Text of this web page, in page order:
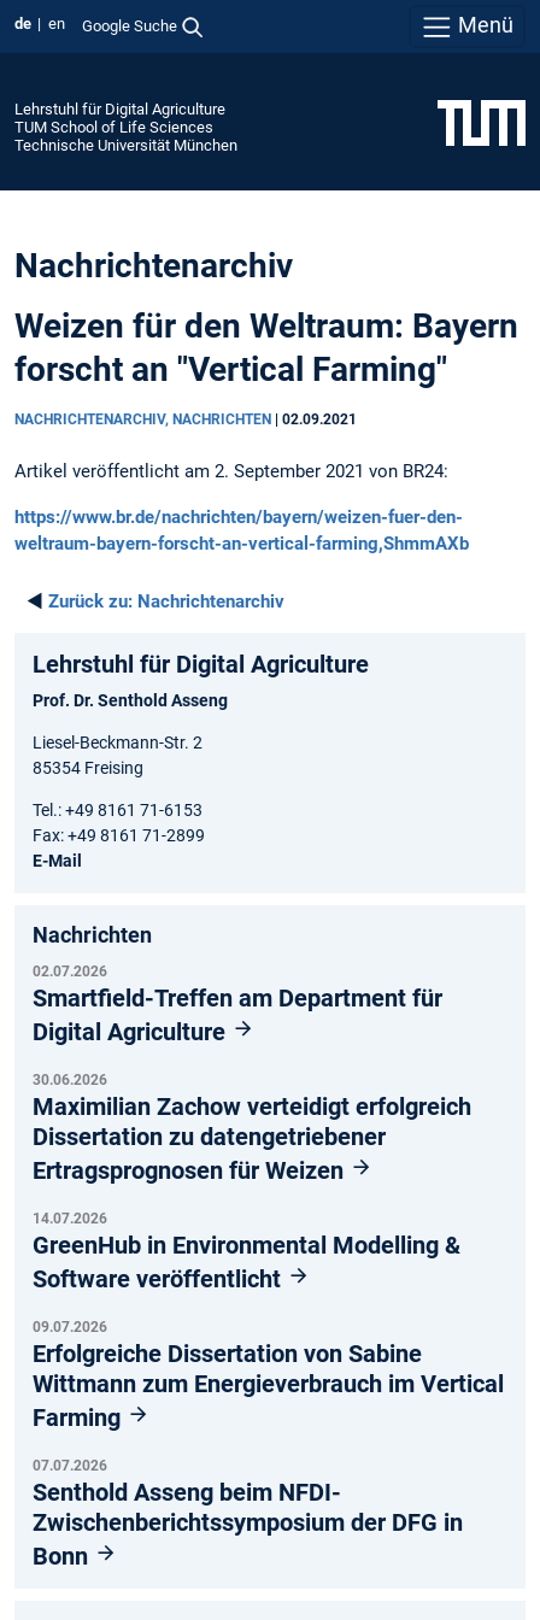
de en Google Suche Menü
Lehrstuhl für Digital Agriculture
TUM School of Life Sciences
Technische Universität München
Nachrichtenarchiv
Weizen für den Weltraum: Bayern
forscht an "Vertical Farming"
NACHRICHTENARCHIV, NACHRICHTEN 02.09.2021
Artikel veröffentlicht am 2. September 2021 von BR24:
https://www.br.de/nachrichten/bayern/weizen-fuer-den-
weltraum-bayern-forscht-an-vertical-farming,ShmmAXb
◄ Zurück zu: Nachrichtenarchiv
Lehrstuhl für Digital Agriculture
Prof. Dr. Senthold Asseng
Liesel-Beckmann-Str. 2
85354 Freising
Tel.: +49 8161 71-6153
Fax: +49 8161 71-2899
E-Mail
Nachrichten
02.07.2026
Smartfield-Treffen am Department für
Digital Agriculture
30.06.2026
Maximilian Zachow verteidigt erfolgreich
Dissertation zu datengetriebener
Ertragsprognosen für Weizen
14.07.2026
GreenHub in Environmental Modelling &
Software veröffentlicht
09.07.2026
Erfolgreiche Dissertation von Sabine
Wittmann zum Energieverbrauch im Vertical
Farming
07.07.2026
Senthold Asseng beim NFDI-
Zwischenberichtssymposium der DFG in
Bonn